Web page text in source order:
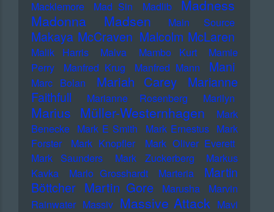
Macklemore
Mad Sin Madlib
Madness
Madonna
Madsen Main Source
Makaya McCraven Malcolm McLaren
Malik Harris Malva Mambo Kurt
Mamie
Perry
Manfred Krug Manfred Mann Mani
Marc Bolan Mariah Carey
Marianne
Faithfull
Marianne Rosenberg Marilyn
Marius Müller-Westernhagen
Mark
Benecke Mark E Smith Mark Ernestus Mark
Forster
Mark Knopfler
Mark Oliver Everett
Mark Saunders
Mark Zuckerberg
Markus
Kavka
Marlo Grosshardt Marteria
Martin
Böttcher Martin Gore Marusha
Marvin
Rainwater Massiv Massive Attack Mavi